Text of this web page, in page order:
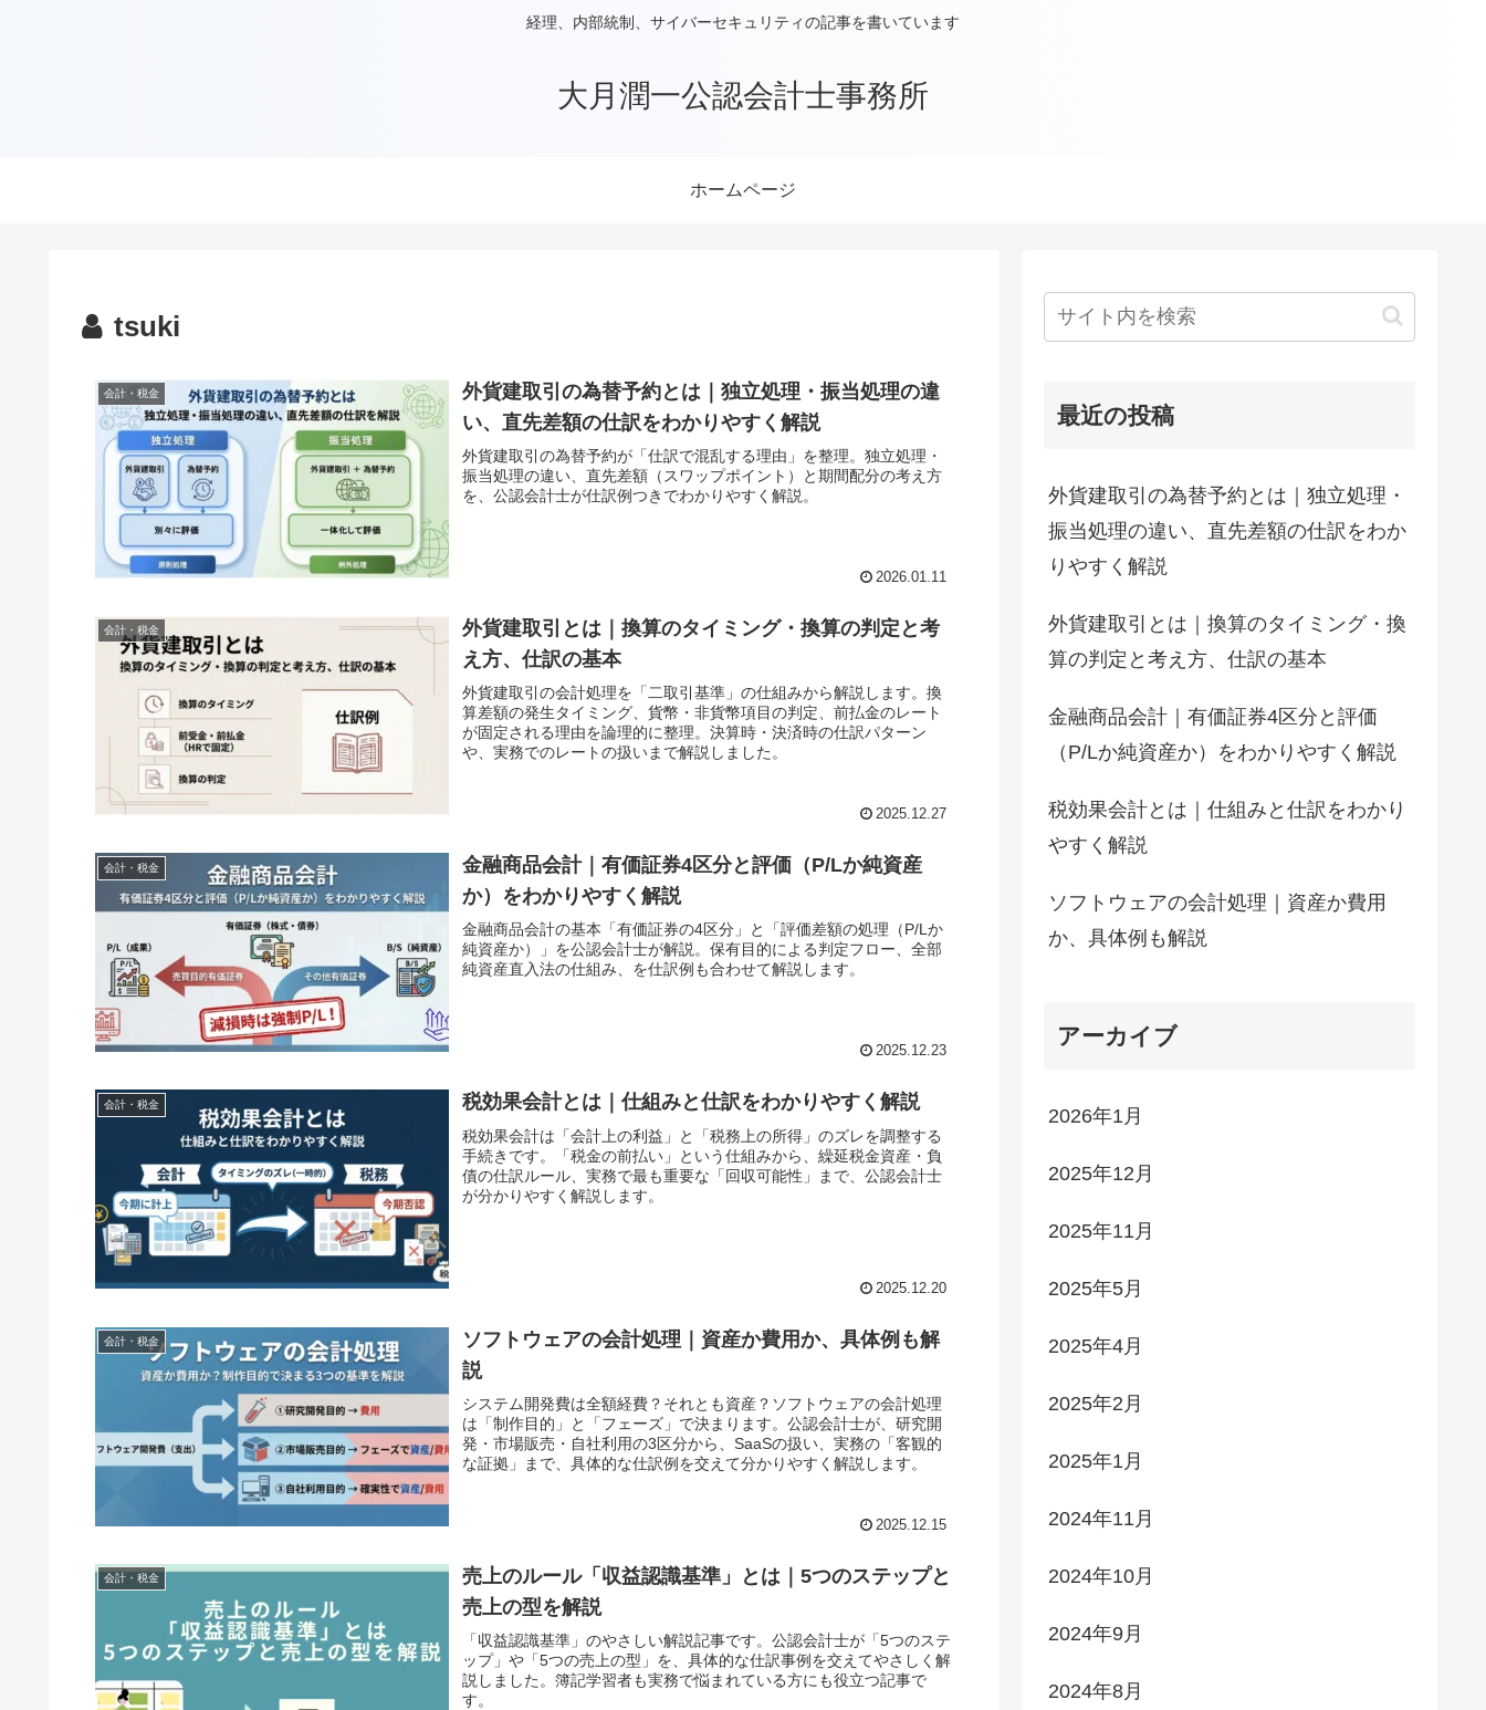
経理、内部統制、サイバーセキュリティの記事を書いています
大月潤一公認会計士事務所
ホームページ
tsuki
会計・税金
外貨建取引の為替予約とは｜独立処理・振当処理の違
い、直先差額の仕訳をわかりやすく解説
外貨建取引の為替予約が「仕訳で混乱する理由」を整理。独立処理・
振当処理の違い、直先差額（スワップポイント）と期間配分の考え方
を、公認会計士が仕訳例つきでわかりやすく解説。
2026.01.11
会計・税金
外貨建取引とは｜換算のタイミング・換算の判定と考
え方、仕訳の基本
外貨建取引の会計処理を「二取引基準」の仕組みから解説します。換
算差額の発生タイミング、貨幣・非貨幣項目の判定、前払金のレート
が固定される理由を論理的に整理。決算時・決済時の仕訳パターン
や、実務でのレートの扱いまで解説しました。
2025.12.27
会計・税金
金融商品会計｜有価証券4区分と評価（P/Lか純資産
か）をわかりやすく解説
金融商品会計の基本「有価証券の4区分」と「評価差額の処理（P/Lか
純資産か）」を公認会計士が解説。保有目的による判定フロー、全部
純資産直入法の仕組み、を仕訳例も合わせて解説します。
2025.12.23
会計・税金 税効果会計とは｜仕組みと仕訳をわかりやすく解説
税効果会計は「会計上の利益」と「税務上の所得」のズレを調整する
手続きです。「税金の前払い」という仕組みから、繰延税金資産・負
債の仕訳ルール、実務で最も重要な「回収可能性」まで、公認会計士
が分かりやすく解説します。
2025.12.20
会計・税金
ソフトウェアの会計処理｜資産か費用か、具体例も解
説
システム開発費は全額経費？それとも資産？ソフトウェアの会計処理
は「制作目的」と「フェーズ」で決まります。公認会計士が、研究開
発・市場販売・自社利用の3区分から、SaaSの扱い、実務の「客観的
な証拠」まで、具体的な仕訳例を交えて分かりやすく解説します。
2025.12.15
会計・税金
売上のルール「収益認識基準」とは｜5つのステップと
売上の型を解説
「収益認識基準」のやさしい解説記事です。公認会計士が「5つのステ
ップ」や「5つの売上の型」を、具体的な仕訳事例を交えてやさしく解
説しました。簿記学習者も実務で悩まれている方にも役立つ記事で
す。
最近の投稿
外貨建取引の為替予約とは｜独立処理・
振当処理の違い、直先差額の仕訳をわか
りやすく解説
外貨建取引とは｜換算のタイミング・換
算の判定と考え方、仕訳の基本
金融商品会計｜有価証券4区分と評価
（P/Lか純資産か）をわかりやすく解説
税効果会計とは｜仕組みと仕訳をわかり
やすく解説
ソフトウェアの会計処理｜資産か費用
か、具体例も解説
アーカイブ
2026年1月
2025年12月
2025年11月
2025年5月
2025年4月
2025年2月
2025年1月
2024年11月
2024年10月
2024年9月
2024年8月